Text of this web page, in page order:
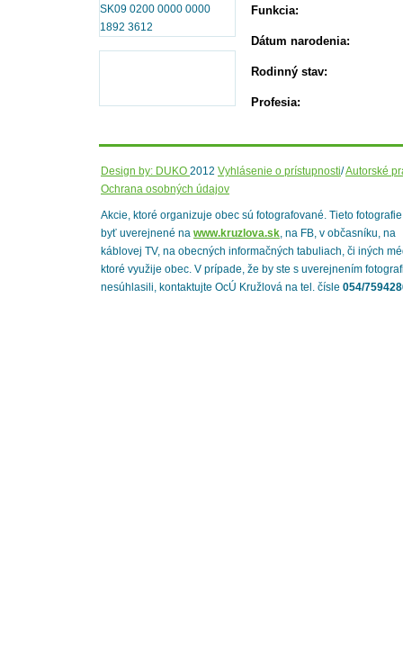
SK09 0200 0000 0000
1892 3612
Funkcia:
Dátum narodenia:
Rodinný stav:
Profesia:
Design by: DUKO 2012 Vyhlásenie o prístupnosti/Autorské
Ochrana osobných údajov
Akcie, ktoré organizuje obec sú fotografované. Tieto
byť uverejnené na www.kruzlova.sk, na FB, v občasníku, na
káblovej TV, na obecných informačných tabuliach, či iných
ktoré využije obec. V prípade, že by ste s uverejnením
nesúhlasili, kontaktujte OcÚ Kružlová na tel. čísle 054/